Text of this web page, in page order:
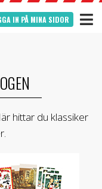
IN PÅ MINA SIDOR
hittar du klassiker